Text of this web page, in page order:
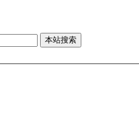
本站搜索